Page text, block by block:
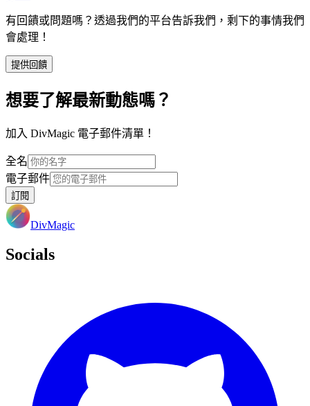
有回饋或問題嗎？透過我們的平台告訴我們，剩下的事情我們
會處理！
提供回饋
想要了解最新動態嗎？
加入 DivMagic 電子郵件清單！
全名
電子郵件
訂閱
DivMagic
Socials